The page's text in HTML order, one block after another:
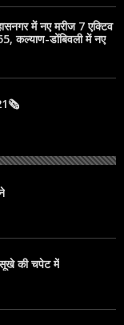
में नए मरीज 7 एक्टिव
कल्याण-डोंबिवली में नए
सूखे की चपेट में